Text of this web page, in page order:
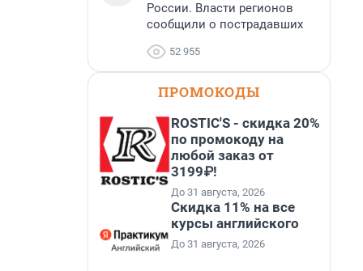
России. Власти регионов
сообщили о пострадавших
52 955
ПРОМОКОДЫ
ROSTIC'S - скидка 20%
по промокоду на
любой заказ от
3199₽!
До 31 августа, 2026
Скидка 11% на все
курсы английского
До 31 августа, 2026